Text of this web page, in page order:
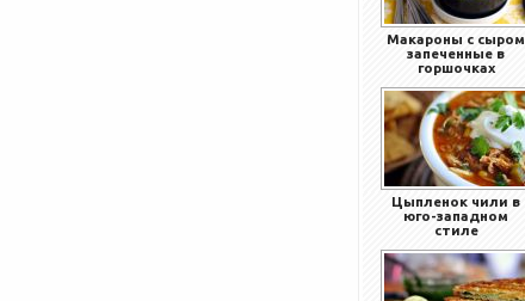
Макароны с сыром
запеченные в
горшочках
Цыпленок чили в
юго-западном
стиле